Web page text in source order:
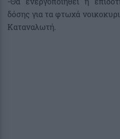
δόσης για τα φτωχά
Καταναλωτή.